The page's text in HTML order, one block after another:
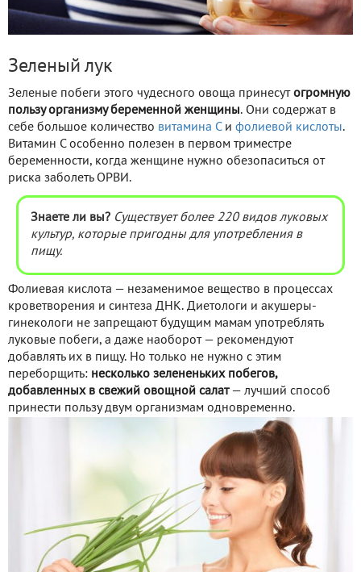
Зеленый лук
Зеленые побеги этого чудесного овоща принесут огромную
пользу организму беременной женщины. Они содержат в
себе большое количество витамина Си фолиевой кислоты.
Витамин С особенно полезен в первом триместре
беременности, когда женщине нужно обезопаситься от
риска заболеть ОРВИ.
Знаете ли вы? Существует более 220 видов луковых
культур, которые пригодны для употребления в
пищу.
Фолиевая кислота — незаменимое вещество в процессах
кроветворения и синтеза ДНК. Диетологи и акушеры-
гинекологи не запрещают будущим мамам употреблять
луковые побеги, а даже наоборот — рекомендуют
добавлять их в пищу. Но только не нужно с этим
переборщить: несколько зелененьких побегов,
добавленных в свежий овощной салат— лучший способ
принести пользу двум организмам одновременно.